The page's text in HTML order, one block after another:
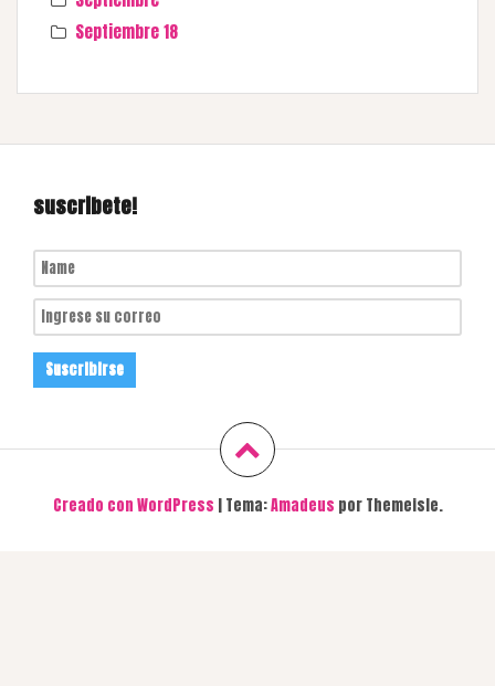
Septiembre 18
suscribete!
Creado con WordPress |Tema:Amadeus por Themeisle.